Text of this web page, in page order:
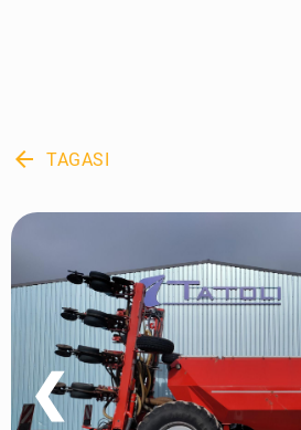
arrow_back TAGASI
❮